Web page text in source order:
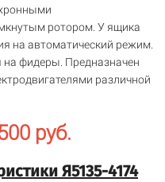
ротором. У ящика
на автоматический режим.
на фидеры. Предназначен
различной
руб.
Я5135-4174